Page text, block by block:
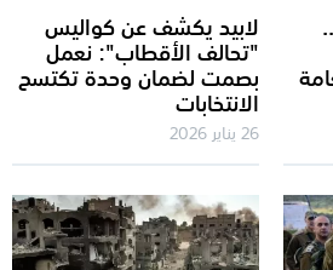
لابيد يكشف عن كواليس
"تحالف الأقطاب": نعمل
بصمت لضمان وحدة تكتسح
الانتخابات
26 يناير 2026